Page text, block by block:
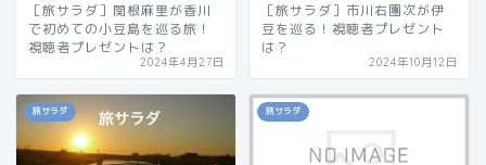
［旅サラダ］関根麻里が香川
で初めての小豆島を巡る旅！
視聴者プレゼントは？
2024年4月27日
［旅サラダ］市川右團次が伊
豆を巡る！視聴者プレゼント
は？
2024年10月12日
旅サラダ 旅サラダ